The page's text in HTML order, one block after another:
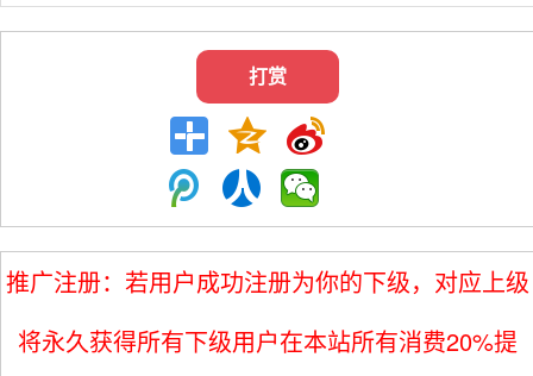
打赏
推广注册：若用户成功注册为你的下级，对应上级
将永久获得所有下级用户在本站所有消费20%提